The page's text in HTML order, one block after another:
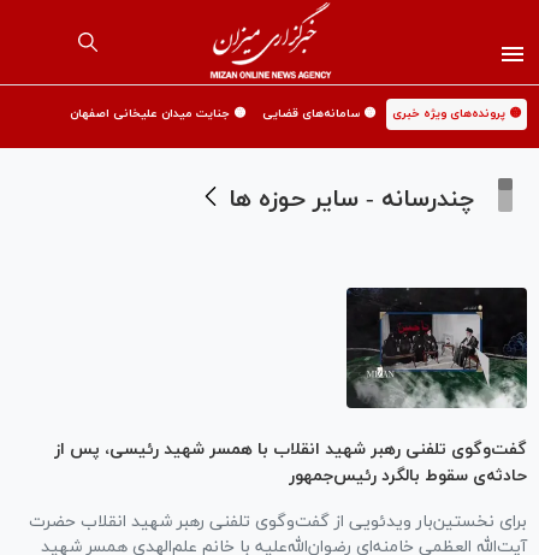
🟡 پرونده‌های ویژه خبری 🟡 سامانه‌های قضایی 🟡 جنایت میدان علیخانی اصفهان
چندرسانه - سایر حوزه ها
گفت‌وگوی تلفنی رهبر شهید انقلاب با همسر شهید رئیسی، پس از
حادثه‌ی سقوط بالگرد رئیس‌جمهور
برای نخستین‌بار ویدئویی از گفت‌وگوی تلفنی رهبر شهید انقلاب حضرت
آیت‌الله العظمی خامنه‌ای رضوان‌الله‌علیه با خانم علم‌الهدی همسر شهید